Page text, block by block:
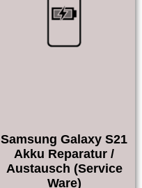
Samsung Galaxy S21
Akku Reparatur /
Austausch (Service
Ware)